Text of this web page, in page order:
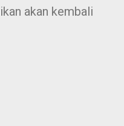
akan kembali